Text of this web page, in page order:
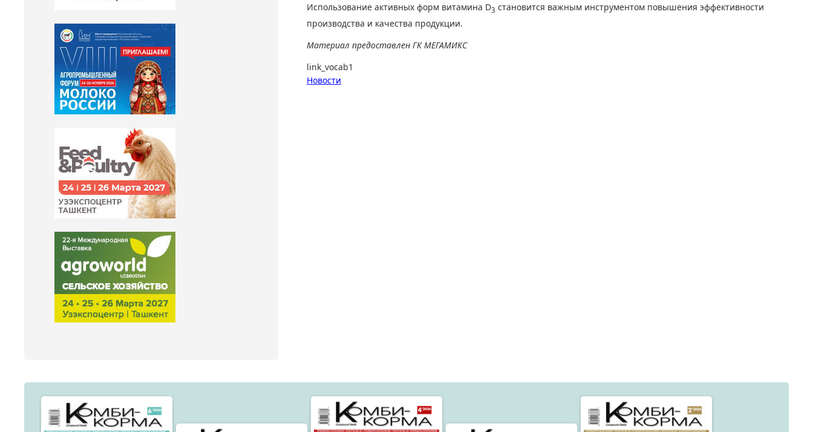
Использование активных форм витамина D3 становится важным инструментом повышения эффективности
производства и качества продукции.
Материал предоставлен ГК МЕГАМИКС
link_vocab1
Новости